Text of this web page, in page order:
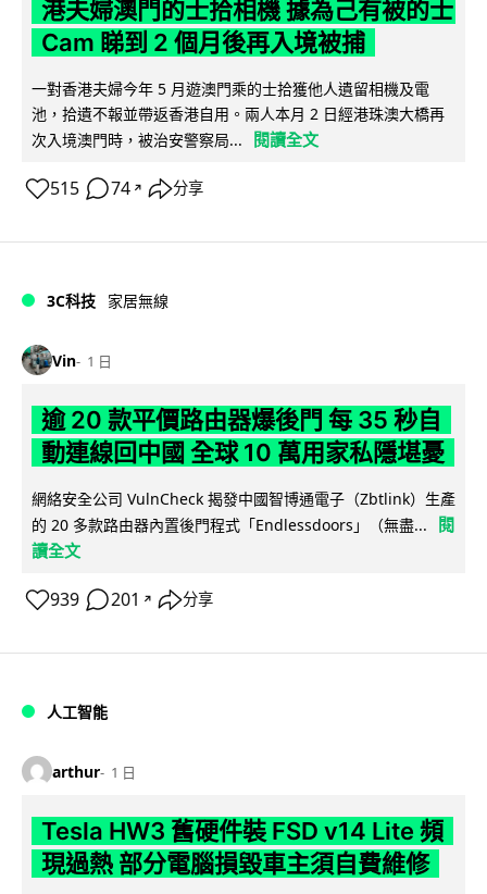
港夫婦澳門的士拾相機 據為己有被的士
Cam 睇到 2 個月後再入境被捕
一對香港夫婦今年 5 月遊澳門乘的士拾獲他人遺留相機及電
池，拾遺不報並帶返香港自用。兩人本月 2 日經港珠澳大橋再
次入境澳門時，被治安警察局...
閱讀全文
515 74 ↗ 分享
3C科技 家居無線
Vin 1 日
逾 20 款平價路由器爆後門 每 35 秒自
動連線回中國 全球 10 萬用家私隱堪憂
網絡安全公司 VulnCheck 揭發中國智博通電子（Zbtlink）生產
的 20 多款路由器內置後門程式「Endlessdoors」（無盡...
閱
讀全文
939 201 ↗ 分享
人工智能
arthur 1 日
Tesla HW3 舊硬件裝 FSD v14 Lite 頻
現過熱 部分電腦損毀車主須自費維修